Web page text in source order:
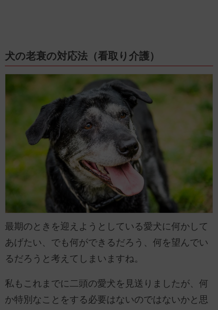
犬の老衰の対応法（看取り介護）
最期のときを迎えようとしている愛犬に何かして
あげたい、でも何ができるだろう、何を望んでい
るだろうと考えてしまいますね。
私もこれまでに二頭の愛犬を見送りましたが、何
か特別なことをする必要はないのではないかと思